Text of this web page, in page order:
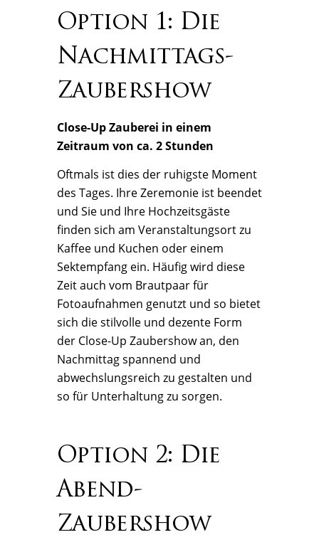
Option 1: Die
Nachmittags-
Zaubershow
Close-Up Zauberei in einem
Zeitraum von ca. 2 Stunden
Oftmals ist dies der ruhigste Moment
des Tages. Ihre Zeremonie ist beendet
und Sie und Ihre Hochzeitsgäste
finden sich am Veranstaltungsort zu
Kaffee und Kuchen oder einem
Sektempfang ein. Häufig wird diese
Zeit auch vom Brautpaar für
Fotoaufnahmen genutzt und so bietet
sich die stilvolle und dezente Form
der Close-Up Zaubershow an, den
Nachmittag spannend und
abwechslungsreich zu gestalten und
so für Unterhaltung zu sorgen.
Option 2: Die
Abend-
Zaubershow